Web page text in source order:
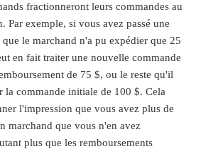
fractionneront leurs commandes au
Par exemple, si vous avez passé une
le marchand n'a pu expédier que 25
en fait traiter une nouvelle commande
de 75 $, ou le reste qu'il
la commande initiale de 100 $. Cela
l'impression que vous avez plus de
marchand que vous n'en avez
plus que les remboursements